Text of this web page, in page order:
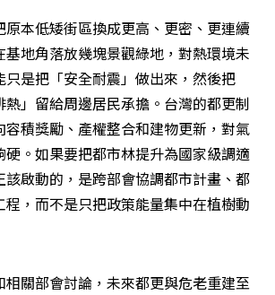
原本低矮街區換成更高、更密、更連續
基地角落放幾塊景觀綠地，對熱環境未
只是把「安全耐震」做出來，然後把
熱」留給周邊居民承擔。台灣的都更制
容積獎勵、產權整合和建物更新，對氣
硬。如果要把都市林提升為國家級調適
該啟動的，是跨部會協調都市計畫、都
程，而不是只把政策能量集中在植樹動
相關部會討論，未來都更與危老重建至